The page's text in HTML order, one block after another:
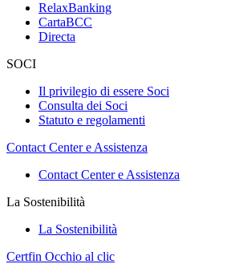
RelaxBanking
CartaBCC
Directa
SOCI
Il privilegio di essere Soci
Consulta dei Soci
Statuto e regolamenti
Contact Center e Assistenza
Contact Center e Assistenza
La Sostenibilità
La Sostenibilità
Certfin Occhio al clic